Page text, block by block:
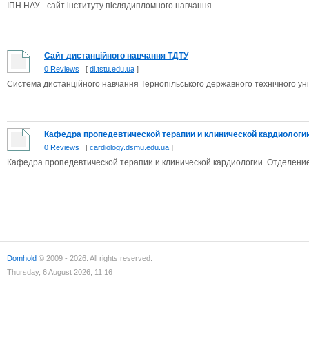
ІПН НАУ - сайт інституту післядипломного навчання
Сайт дистанційного навчання ТДТУ
0 Reviews [ dl.tstu.edu.ua ]
Система дистанційного навчання Тернопільського державного технічного
Кафедра пропедевтической терапии и клинической
0 Reviews [ cardiology.dsmu.edu.ua ]
Кафедра пропедевтической терапии и клинической кардиологии.
Domhold © 2009 - 2026. All rights reserved.
Thursday, 6 August 2026, 11:16